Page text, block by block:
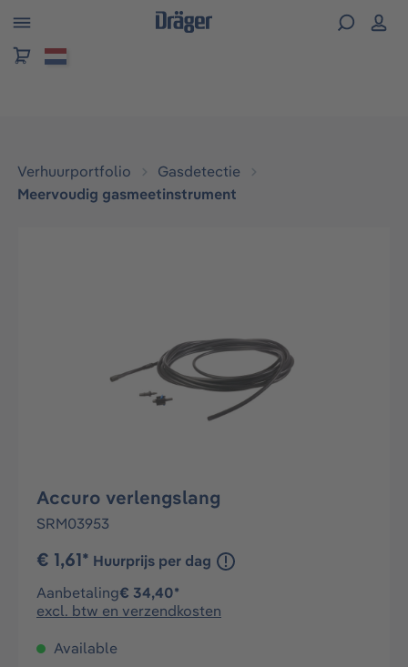
Verhuurportfolio
Gasdetectie
Meervoudig gasmeetinstrument
Accuro verlengslang
SRM03953
Huurprijs per dag
€ 1,61*
Aanbetaling€ 34,40*
excl. btw en verzendkosten
Available